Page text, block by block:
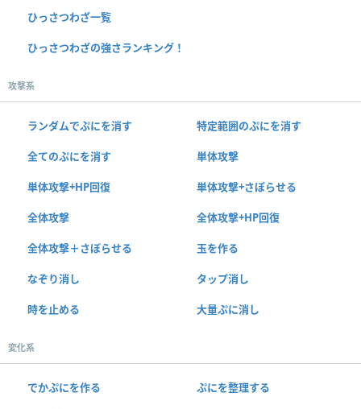
ひっさつわざ一覧
ひっさつわざの強さランキング！
攻撃系
ランダムでぷにを消す 特定範囲のぷにを消す
全てのぷにを消す 単体攻撃
単体攻撃+HP回復 単体攻撃+さぼらせる
全体攻撃 全体攻撃+HP回復
全体攻撃＋さぼらせる 玉を作る
なぞり消し タップ消し
時を止める 大量ぷに消し
変化系
でかぷにを作る ぷにを整理する